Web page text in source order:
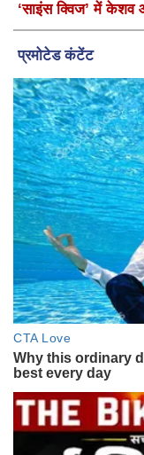
‘साइंस क्विज’ में केशव